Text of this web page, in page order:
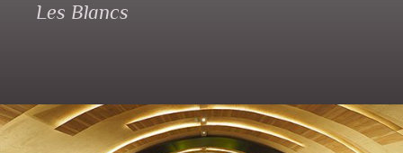
Les Blancs